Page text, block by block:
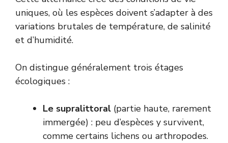
uniques, où les espèces doivent s’adapter à des
variations brutales de température, de salinité
et d’humidité.
On distingue généralement trois étages
écologiques :
Le supralittoral (partie haute, rarement
immergée) : peu d’espèces y survivent,
comme certains lichens ou arthropodes.